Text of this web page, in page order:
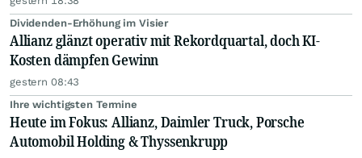
Dividenden-Erhöhung im Visier
Allianz glänzt operativ mit Rekordquartal, doch KI-
Kosten dämpfen Gewinn
gestern 08:43
Ihre wichtigsten Termine
Heute im Fokus: Allianz, Daimler Truck, Porsche
Automobil Holding & Thyssenkrupp